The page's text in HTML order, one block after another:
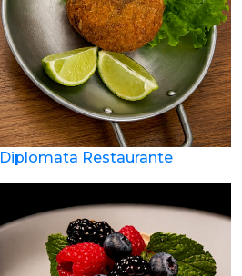
Diplomata Restaurante